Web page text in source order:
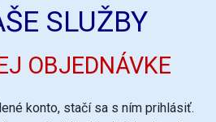
SLUŽBY
OBJEDNÁVKE
konto, stačí sa s ním prihlásiť.